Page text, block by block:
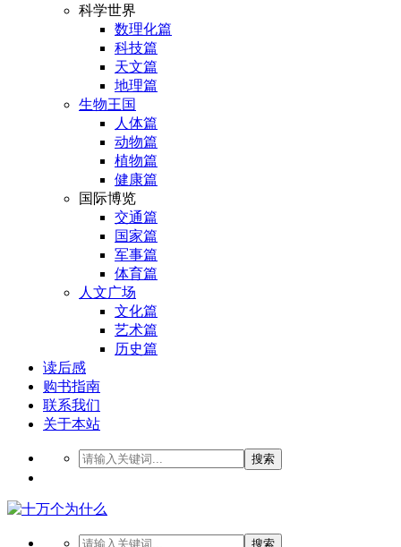
科学世界
数理化篇
科技篇
天文篇
地理篇
生物王国
人体篇
动物篇
植物篇
健康篇
国际博览
交通篇
国家篇
军事篇
体育篇
人文广场
文化篇
艺术篇
历史篇
读后感
购书指南
联系我们
关于本站
搜索
搜索